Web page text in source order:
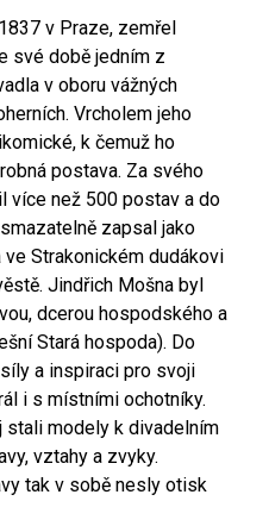
v Praze, zemřel
své době jedním z
v oboru vážných
Vrcholem jeho
k čemuž ho
postava. Za svého
více než 500 postav a do
zapsal jako
Strakonickém dudákovi
Jindřich Mošna byl
dcerou hospodského a
Stará hospoda). Do
a inspiraci pro svoji
i s místními ochotníky.
modely k divadelním
vztahy a zvyky.
tak v sobě nesly otisk